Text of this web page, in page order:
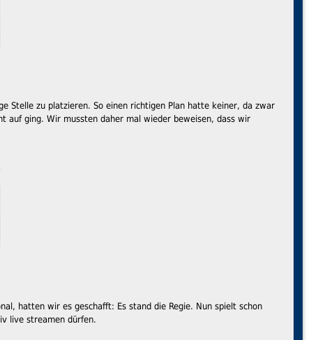
Stelle zu platzieren. So einen richtigen Plan hatte keiner, da zwar
auf ging. Wir mussten daher mal wieder beweisen, dass wir
hatten wir es geschafft: Es stand die Regie. Nun spielt schon
live streamen dürfen.